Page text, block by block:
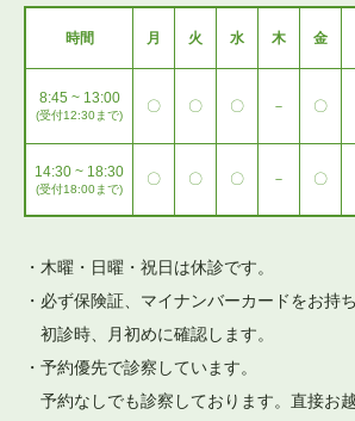
時間 月 火 水 木 金
8:45 ~ 13:00
(受付12:30まで)
〇 〇 〇 － 〇
14:30 ~ 18:30
(受付18:00まで)
〇 〇 〇 － 〇
・木曜・日曜・祝日は休診です。
・必ず保険証、マイナンバーカードをお持
初診時、月初めに確認します。
・予約優先で診察しています。
予約なしでも診察しております。直接お越